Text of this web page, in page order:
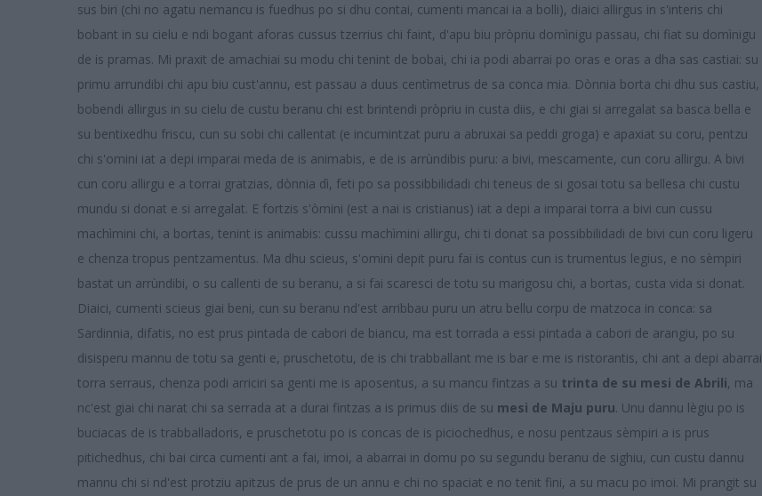
sus biri (chi no agatu nemancu is fuedhus po si dhu contai, cumenti mancai ia a bolli), diaici allirgus in s'interis chi
bobant in su cielu e ndi bogant aforas cussus tzerrius chi faint, d'apu biu pròpriu domìnigu passau, chi fiat su domìnigu
de is pramas. Mi praxit de amachiai su modu chi tenint de bobai, chi ia podi abarrai po oras e oras a dha sas castiai: su
primu arrundibi chi apu biu cust'annu, est passau a duus centìmetrus de sa conca mia. Dònnia borta chi dhu sus castiu,
bobendi allirgus in su cielu de custu beranu chi est brintendi pròpriu in custa diis, e chi giai si arregalat sa basca bella e
su bentixedhu friscu, cun su sobi chi callentat (e incumintzat puru a abruxai sa peddi groga) e apaxiat su coru, pentzu
chi s'omini iat a depi imparai meda de is animabis, e de is arrùndibis puru: a bivi, mescamente, cun coru allirgu. A bivi
cun coru allirgu e a torrai gratzias, dònnia dì, feti po sa possibbilidadi chi teneus de si gosai totu sa bellesa chi custu
mundu si donat e si arregalat. E fortzis s'òmini (est a nai is cristianus) iat a depi a imparai torra a bivi cun cussu
machìmini chi, a bortas, tenint is animabis: cussu machìmini allirgu, chi ti donat sa possibbilidadi de bivi cun coru ligeru
e chenza tropus pentzamentus. Ma dhu scieus, s'omini depit puru fai is contus cun is trumentus legius, e no sèmpiri
bastat un arrùndibi, o su callenti de su beranu, a si fai scaresci de totu su marigosu chi, a bortas, custa vida si donat.
Diaici, cumenti scieus giai beni, cun su beranu nd'est arribbau puru un atru bellu corpu de matzoca in conca: sa
Sardinnia, difatis, no est prus pintada de cabori de biancu, ma est torrada a essi pintada a cabori de arangiu, po su
disisperu mannu de totu sa genti e, pruschetotu, de is chi trabballant me is bar e me is ristorantis, chi ant a depi abarrai
torra serraus, chenza podi arriciri sa genti me is aposentus, a su mancu fintzas a su trinta de su mesi de Abrili, ma
nc'est giai chi narat chi sa serrada at a durai fintzas a is primus diis de su mesi de Maju puru. Unu dannu lègiu po is
buciacas de is trabballadoris, e pruschetotu po is concas de is piciochedhus, e nosu pentzaus sèmpiri a is prus
pitichedhus, chi bai circa cumenti ant a fai, imoi, a abarrai in domu po su segundu beranu de sighiu, cun custu dannu
mannu chi si nd'est protziu apitzus de prus de un annu e chi no spaciat e no tenit fini, a su macu po imoi. Mi prangit su